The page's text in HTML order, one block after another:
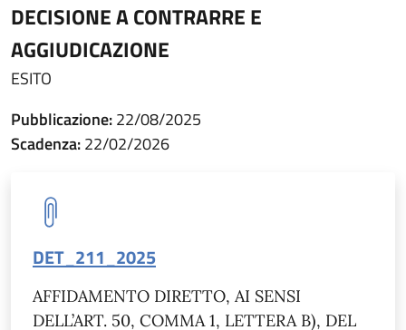
DECISIONE A CONTRARRE E
AGGIUDICAZIONE
ESITO
Pubblicazione:22/08/2025
Scadenza:22/02/2026
DET_211_2025
AFFIDAMENTO DIRETTO, AI SENSI
DELL’ART. 50, COMMA 1, LETTERA B), DEL